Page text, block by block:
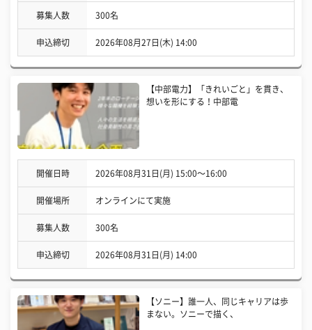
募集人数 300名
申込締切 2026年08月27日(木) 14:00
【中部電力】「きれいごと」を貫き、
想いを形にする！中部電
開催日時 2026年08月31日(月) 15:00〜16:00
開催場所 オンラインにて実施
募集人数 300名
申込締切 2026年08月31日(月) 14:00
【ソニー】誰一人、同じキャリアは歩
まない。ソニーで描く、